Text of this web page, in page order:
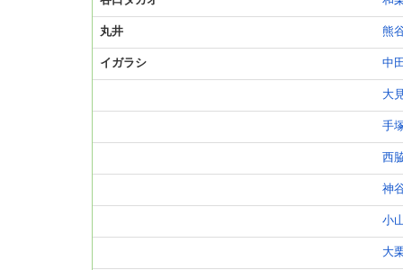
丸井 熊
イガラシ 中
大
手
西
神
小
大